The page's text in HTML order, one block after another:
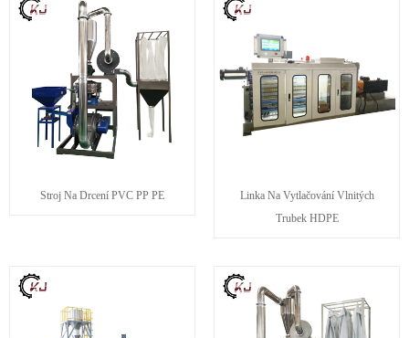
Stroj Na Drcení PVC PP PE
Linka Na Vytlačování Vlnitých
Trubek HDPE